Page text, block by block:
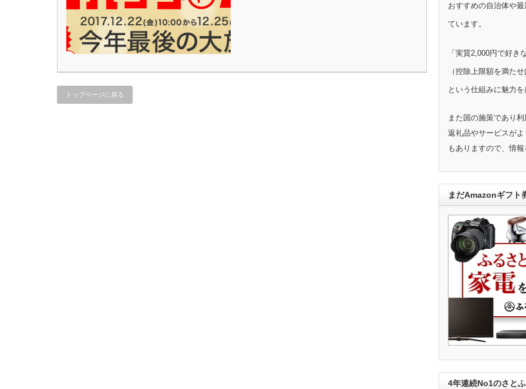
トップページに戻る
おすすめの自治体や
ています。
「実質2,000円で好き
（控除上限額を満た
という仕組みに魅力
また国の施策であり
返礼品やサービスが
もありますので、情
まだAmazonギフト
4年連続No1のさと